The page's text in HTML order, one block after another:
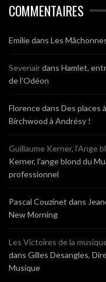
COMMENTAIRES
Emiliedans Les
Sevenairdans Hamlet,
de l’Odéon
Florencedans Des places
Birchwood à Andrésy !
Guillaume Kerner, l’Ange
Kerner, l’ange blond du
professionnel
Pascal Couzinet dans
New Morning
Les Victoires de la
dans Gilles Desangles,
Musique